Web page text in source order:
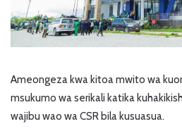
Ameongeza kwa kitoa mwito wa
msukumo wa serikali katika
wajibu wao wa CSR bila kusuasua.